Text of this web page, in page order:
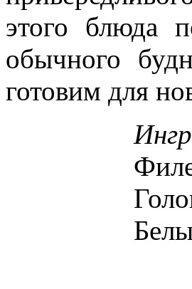
этого блюда
обычного
готовим для